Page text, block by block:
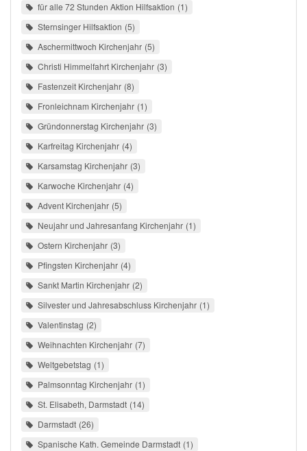
für alle 72 Stunden Aktion Hilfsaktion 1
Sternsinger Hilfsaktion 5
Aschermittwoch Kirchenjahr 5
Christi Himmelfahrt Kirchenjahr 3
Fastenzeit Kirchenjahr 8
Fronleichnam Kirchenjahr 1
Gründonnerstag Kirchenjahr 3
Karfreitag Kirchenjahr 4
Karsamstag Kirchenjahr 3
Karwoche Kirchenjahr 4
Advent Kirchenjahr 5
Neujahr und Jahresanfang Kirchenjahr 1
Ostern Kirchenjahr 3
Pfingsten Kirchenjahr 4
Sankt Martin Kirchenjahr 2
Silvester und Jahresabschluss Kirchenjahr 1
Valentinstag 2
Weihnachten Kirchenjahr 7
Weltgebetstag 1
Palmsonntag Kirchenjahr 1
St. Elisabeth, Darmstadt 14
Darmstadt 26
Spanische Kath. Gemeinde Darmstadt 1